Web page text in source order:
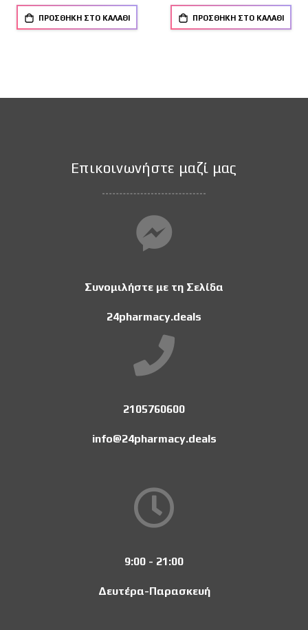
ΠΡΟΣΘΉΚΗ ΣΤΟ ΚΑΛΆΘΙ ΠΡΟΣΘΉΚΗ ΣΤΟ ΚΑΛΆΘΙ
Επικοινωνήστε μαζί μας
Συνομιλήστε με τη Σελίδα
24pharmacy.deals
2105760600
info@24pharmacy.deals
9:00 - 21:00
Δευτέρα-Παρασκευή